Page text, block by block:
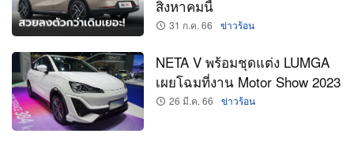
สิงหาคมนี้
31 ก.ค. 66 ข่าวร้อน
NETA V พร้อมชุดแต่ง LUMGA
เผยโฉมที่งาน Motor Show 2023
26 มี.ค. 66 ข่าวร้อน